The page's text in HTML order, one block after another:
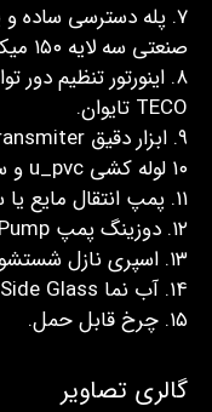
7. پله دسترسی ساده
صنعتی سه لایه ۱۵۰ میکرون.
TECO تایوان.
۹. ابزار دقیق EC , PH , TE , Level transmiter
۱۰ لوله کشی u_pvc و سیستم پرکن دستی.
۱۱. پمپ انتقال مایع یا سیرکوله Pump
۱۲. دوزینگ پمپ Dosing Pump
۱۳. اسپری نازل شستشوی مخزن.
۱۴. آب نما Side Glass
۱۵. چرخ قابل حمل.
گالری تصاویر